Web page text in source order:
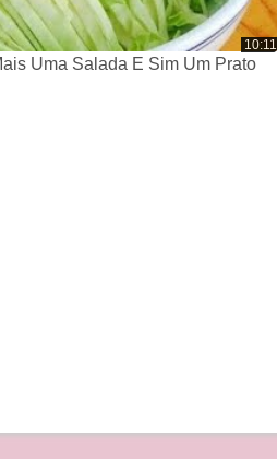
10:11
Uma Salada E Sim Um Prato